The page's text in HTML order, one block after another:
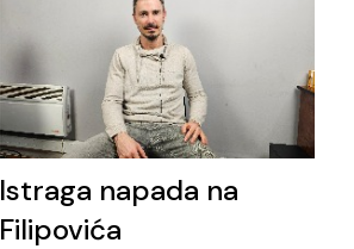
Istraga napada na
Filipovića